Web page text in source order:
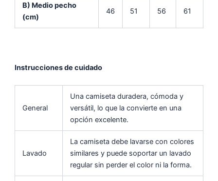
B) Medio pecho
(cm)
46 51 56 61
Instrucciones de cuidado
General
Una camiseta duradera, cómoda y
versátil, lo que la convierte en una
opción excelente.
Lavado
La camiseta debe lavarse con colores
similares y puede soportar un lavado
regular sin perder el color ni la forma.